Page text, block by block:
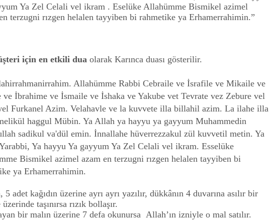
Ya Zel Celali vel ikram . Eselüke Allahümme Bismikel azimel
terzugni rızgen helalen tayyiben bi rahmetike ya Erhamerrahimin.”
için en etkili dua olarak Karınca duası gösterilir.
Allahümme Rabbi Cebraile ve İsrafile ve Mikaile ve
ve İbrahime ve İsmaile ve İshaka ve Yakube vet Tevrate vez Zebure vel
Furkanel Azim. Velahavle ve la kuvvete illa billahil azim. La ilahe illa
haggul Mübin. Ya Allah ya hayyu ya gayyum Muhammedin
sadikul va'dül emin. İnnallahe hüverrezzakul zül kuvvetil metin. Ya
Ya hayyu Ya gayyum Ya Zel Celali vel ikram. Esselüke
Bismikel azimel azam en terzugni rızgen helalen tayyiben bi
ya Erhamerrahimin.
5 adet kağıdın üzerine ayrı ayrı yazılır, dükkânın 4 duvarına asılır bir
taşınırsa rızık bollaşır.
bir malın üzerine 7 defa okunursa Allah’ın izniyle o mal satılır.